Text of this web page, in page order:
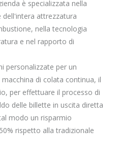
è specializzata nella
dell'intera attrezzatura
nella tecnologia
e nel rapporto di
personalizzate per un
di colata continua, il
per effettuare il processo di
delle billette in uscita diretta
modo un risparmio
rispetto alla tradizionale